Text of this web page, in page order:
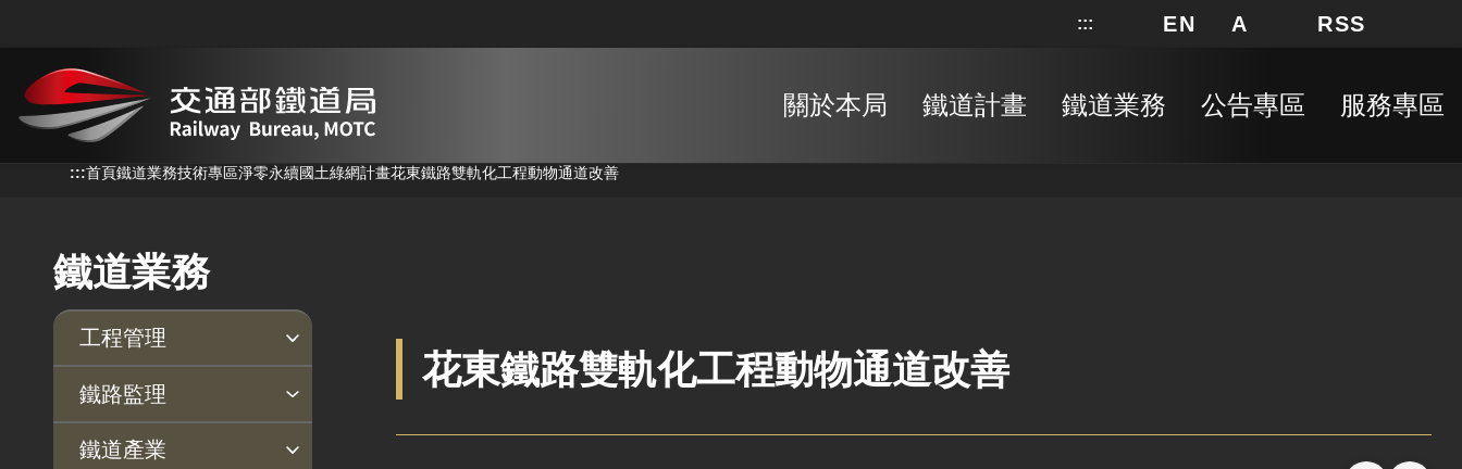
::: 網站地圖
EN A 局長信箱
RSS
關於本局 鐵道計畫 鐵道業務 公告專區 服務專區
:::首頁鐵道業務技術專區淨零永續國土綠網計畫花東鐵路雙軌化工程動物通道改善
鐵道業務
工程管理
安衛防災
臨軌施工安全
品質保證
公共工程施工品質
鐵路監理
監理法規
行車安全
依法檢查
事故調查
旅客運送
鐵道產業
花東鐵路雙軌化工程動物通道改善